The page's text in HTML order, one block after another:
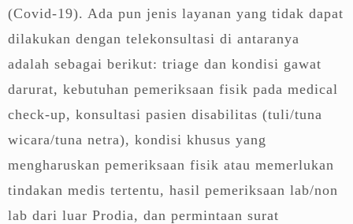
(Covid-19). Ada pun jenis layanan yang tidak dapat
dilakukan dengan telekonsultasi di antaranya
adalah sebagai berikut: triage dan kondisi gawat
darurat, kebutuhan pemeriksaan fisik pada medical
check-up, konsultasi pasien disabilitas (tuli/tuna
wicara/tuna netra), kondisi khusus yang
mengharuskan pemeriksaan fisik atau memerlukan
tindakan medis tertentu, hasil pemeriksaan lab/non
lab dari luar Prodia, dan permintaan surat